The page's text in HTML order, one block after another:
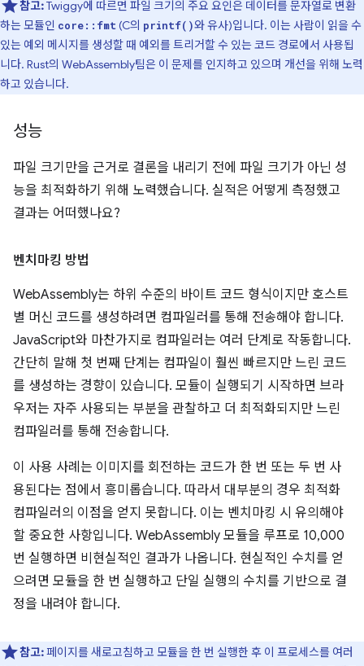
참고:Twiggy에 따르면 파일 크기의 주요 요인은 데이터를 문자열로 변환
하는 모듈인 core::fmt (C의 printf()와 유사)입니다. 이는 사람이 읽을 수
있는 예외 메시지를 생성할 때 예외를 트리거할 수 있는 코드 경로에서 사용됩
니다. Rust의 WebAssembly팀은 이 문제를 인지하고 있으며 개선을 위해 노력
하고 있습니다.
성능
파일 크기만을 근거로 결론을 내리기 전에 파일 크기가 아닌 성
능을 최적화하기 위해 노력했습니다. 실적은 어떻게 측정했고
결과는 어떠했나요?
벤치마킹 방법
WebAssembly는 하위 수준의 바이트 코드 형식이지만 호스트
별 머신 코드를 생성하려면 컴파일러를 통해 전송해야 합니다.
JavaScript와 마찬가지로 컴파일러는 여러 단계로 작동합니다.
간단히 말해 첫 번째 단계는 컴파일이 훨씬 빠르지만 느린 코드
를 생성하는 경향이 있습니다. 모듈이 실행되기 시작하면 브라
우저는 자주 사용되는 부분을 관찰하고 더 최적화되지만 느린
컴파일러를 통해 전송합니다.
이 사용 사례는 이미지를 회전하는 코드가 한 번 또는 두 번 사
용된다는 점에서 흥미롭습니다. 따라서 대부분의 경우 최적화
컴파일러의 이점을 얻지 못합니다. 이는 벤치마킹 시 유의해야
할 중요한 사항입니다. WebAssembly 모듈을 루프로 10,000
번 실행하면 비현실적인 결과가 나옵니다. 현실적인 수치를 얻
으려면 모듈을 한 번 실행하고 단일 실행의 수치를 기반으로 결
정을 내려야 합니다.
참고:페이지를 새로고침하고 모듈을 한 번 실행한 후 이 프로세스를 여러